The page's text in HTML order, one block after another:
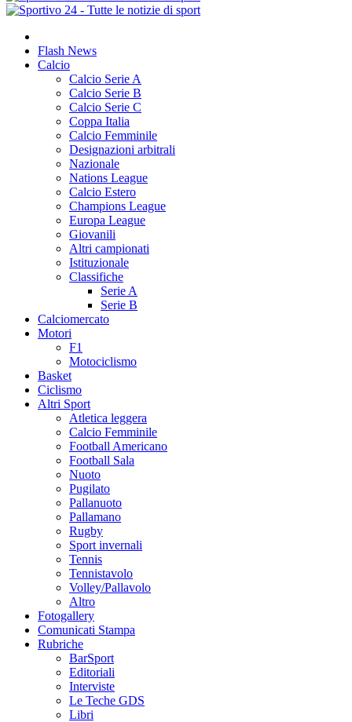
Flash News
Calcio
Calcio Serie A
Calcio Serie B
Calcio Serie C
Coppa Italia
Calcio Femminile
Designazioni arbitrali
Nazionale
Nations League
Calcio Estero
Champions League
Europa League
Giovanili
Altri campionati
Istituzionale
Classifiche
Serie A
Serie B
Calciomercato
Motori
F1
Motociclismo
Basket
Ciclismo
Altri Sport
Atletica leggera
Calcio Femminile
Football Americano
Football Sala
Nuoto
Pugilato
Pallanuoto
Pallamano
Rugby
Sport invernali
Tennis
Tennistavolo
Volley/Pallavolo
Altro
Fotogallery
Comunicati Stampa
Rubriche
BarSport
Editoriali
Interviste
Le Teche GDS
Libri